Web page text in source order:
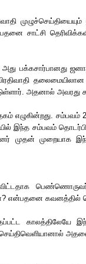
முழுச்செய்தியையும்
சாட்சி
பக்கசார்பானது
தலைமையிலான
அதனால் அவரது
எழுகின்றது.
இந்த சம்பவம்
முதன் முறையாக
என்பதனை
காலத்திலேயே